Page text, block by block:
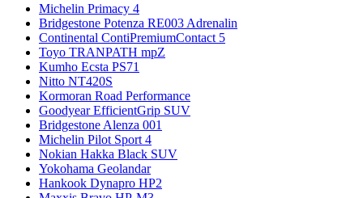
Michelin Primacy 4
Bridgestone Potenza RE003 Adrenalin
Continental ContiPremiumContact 5
Toyo TRANPATH mpZ
Kumho Ecsta PS71
Nitto NT420S
Kormoran Road Performance
Goodyear EfficientGrip SUV
Bridgestone Alenza 001
Michelin Pilot Sport 4
Nokian Hakka Black SUV
Yokohama Geolandar
Hankook Dynapro HP2